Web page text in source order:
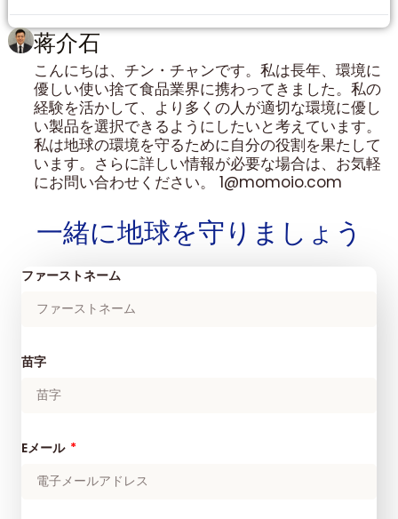
蒋介石
こんにちは、チン・チャンです。私は長年、環境に
優しい使い捨て食品業界に携わってきました。私の
経験を活かして、より多くの人が適切な環境に優し
い製品を選択できるようにしたいと考えています。
私は地球の環境を守るために自分の役割を果たして
います。さらに詳しい情報が必要な場合は、お気軽
にお問い合わせください。 1@momoio.com
一緒に地球を守りましょう
ファーストネーム
苗字
Eメール